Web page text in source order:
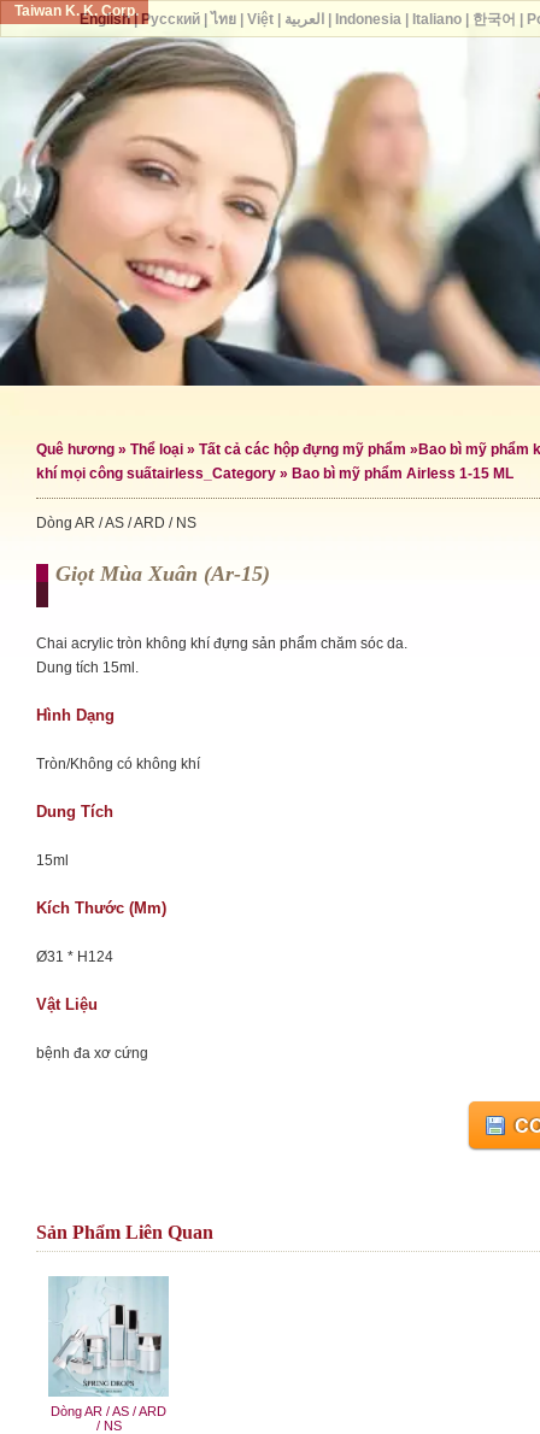
Taiwan K. K. Corp.
Quê hương » Thể loại » Tất cả các hộp đựng mỹ phẩm » Bao bì mỹ phẩm
khí mọi công suấtairless_Category » Bao bì mỹ phẩm Airless 1-15 ML
Dòng AR / AS / ARD / NS
Giọt Mùa Xuân (ar-15)
Chai acrylic tròn không khí đựng sản phẩm chăm sóc da.
Dung tích 15ml.
Hình Dạng
Tròn/Không có không khí
Dung Tích
15ml
Kích Thước (mm)
Ø31 * H124
Vật Liệu
bệnh đa xơ cứng
Sản Phẩm Liên Quan
Dòng AR / AS / ARD
/ NS
English| Русский| ไทย| Việt| العربية Indonesia| Italiano| 한국어